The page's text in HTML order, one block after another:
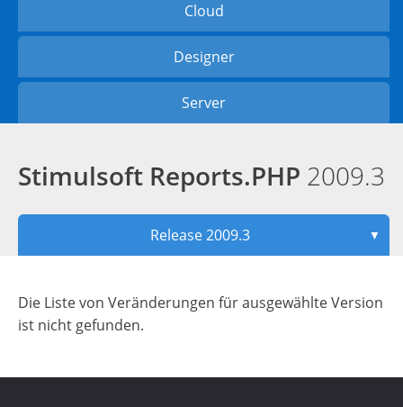
Cloud
Designer
Server
Stimulsoft Reports.PHP 2009.3
Release 2009.3 ▼
Die Liste von Veränderungen für ausgewählte Version
ist nicht gefunden.